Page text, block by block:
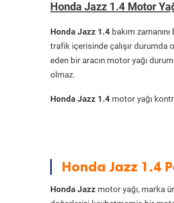
Honda Jazz 1.4 Motor
Honda Jazz 1.4 bakım
trafik içerisinde çalışır durumda
eden bir aracın motor yağı
olmaz.
Honda Jazz 1.4 motor yağı
Honda Jazz 1.4
Honda Jazz motor yağı, marka